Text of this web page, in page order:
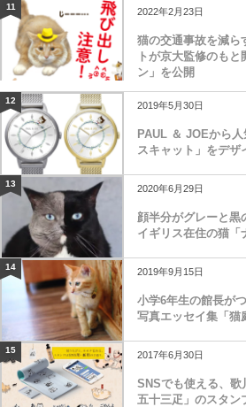
11 2022年2月23日
猫の交通事故を減ら
トが京大監修のも
ン」を公開
12 2019年5月30日
PAUL ＆ JOEから
スキャット」をデザ
13 2020年6月29日
顔半分がグレーと黒
イギリス在住の猫「
14 2019年9月15日
小学6年生の館長が
写真エッセイ集「猫
15 2017年6月30日
SNSでも使える、歌
五十三疋」のスタン